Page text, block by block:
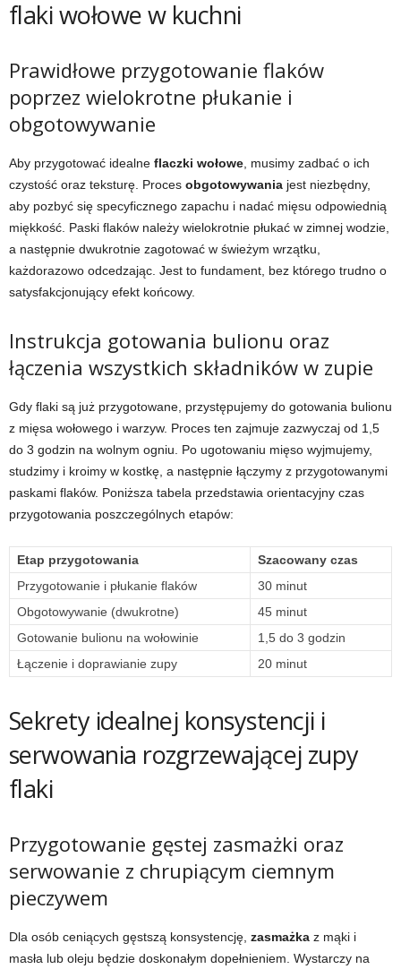
flaki wołowe w kuchni
Prawidłowe przygotowanie flaków
poprzez wielokrotne płukanie i
obgotowywanie
Aby przygotować idealne flaczki wołowe , musimy zadbać o ich
czystość oraz teksturę. Proces obgotowywania jest niezbędny,
aby pozbyć się specyficznego zapachu i nadać mięsu odpowiednią
miękkość. Paski flaków należy wielokrotnie płukać w zimnej wodzie,
a następnie dwukrotnie zagotować w świeżym wrzątku,
każdorazowo odcedzając. Jest to fundament, bez którego trudno o
satysfakcjonujący efekt końcowy.
Instrukcja gotowania bulionu oraz
łączenia wszystkich składników w zupie
Gdy flaki są już przygotowane, przystępujemy do gotowania bulionu
z mięsa wołowego i warzyw. Proces ten zajmuje zazwyczaj od 1,5
do 3 godzin na wolnym ogniu. Po ugotowaniu mięso wyjmujemy,
studzimy i kroimy w kostkę, a następnie łączymy z przygotowanymi
paskami flaków. Poniższa tabela przedstawia orientacyjny czas
przygotowania poszczególnych etapów:
Etap przygotowania
Szacowany czas
Przygotowanie i płukanie flaków
30 minut
Obgotowywanie (dwukrotne)
45 minut
Gotowanie bulionu na wołowinie
1,5 do 3 godzin
Łączenie i doprawianie zupy
20 minut
Sekrety idealnej konsystencji i
serwowania rozgrzewającej zupy
flaki
Przygotowanie gęstej zasmażki oraz
serwowanie z chrupiącym ciemnym
pieczywem
Dla osób ceniących gęstszą konsystencję, zasmażka z mąki i
masła lub oleju będzie doskonałym dopełnieniem. Wystarczy na